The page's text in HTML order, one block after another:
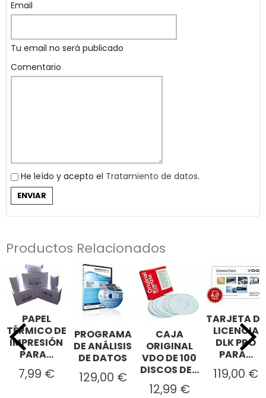
Email
Tu email no será publicado
Comentario
He leído y acepto el Tratamiento de datos.
Productos Relacionados
PAPEL
TÉRMICO DE
IMPRESIÓN
PARA...
7,99 €
PROGRAMA
DE ANÁLISIS
DE DATOS
129,00 €
CAJA
ORIGINAL
VDO DE 100
DISCOS DE...
12,99 €
TARJETA DE
LICENCIA
DLK PRO
PARA...
119,00 €